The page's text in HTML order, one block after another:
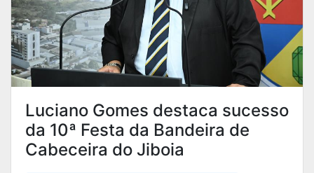
Luciano Gomes destaca sucesso
da 10ª Festa da Bandeira de
Cabeceira do Jiboia